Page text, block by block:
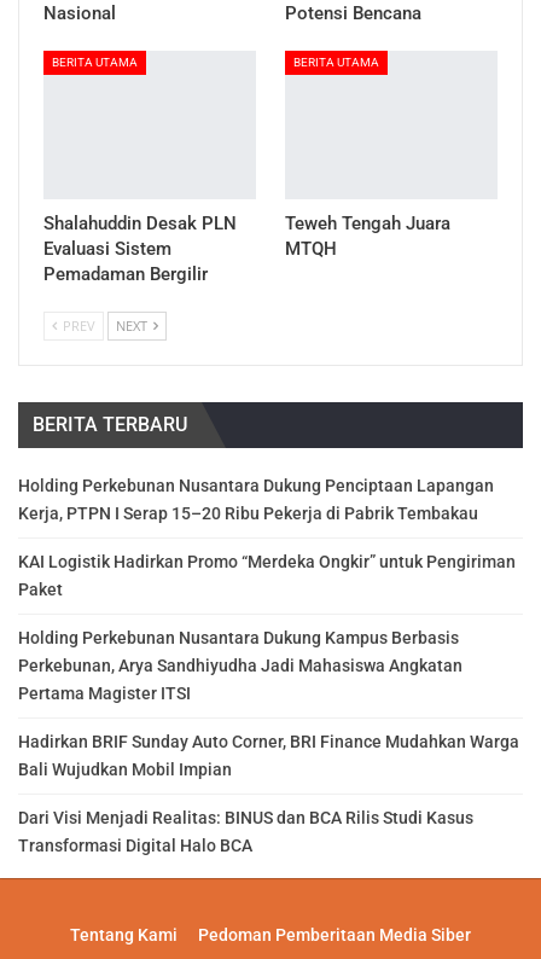
Nasional
Potensi Bencana
BERITA UTAMA
Shalahuddin Desak PLN
Evaluasi Sistem
Pemadaman Bergilir
BERITA UTAMA
Teweh Tengah Juara
MTQH
PREV NEXT
BERITA TERBARU
Holding Perkebunan Nusantara Dukung Penciptaan Lapangan
Kerja, PTPN I Serap 15–20 Ribu Pekerja di Pabrik Tembakau
KAI Logistik Hadirkan Promo “Merdeka Ongkir” untuk Pengiriman
Paket
Holding Perkebunan Nusantara Dukung Kampus Berbasis
Perkebunan, Arya Sandhiyudha Jadi Mahasiswa Angkatan
Pertama Magister ITSI
Hadirkan BRIF Sunday Auto Corner, BRI Finance Mudahkan Warga
Bali Wujudkan Mobil Impian
Dari Visi Menjadi Realitas: BINUS dan BCA Rilis Studi Kasus
Transformasi Digital Halo BCA
Tentang Kami
Pedoman Pemberitaan Media Siber